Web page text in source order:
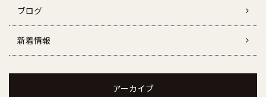
ブログ
新着情報
アーカイブ